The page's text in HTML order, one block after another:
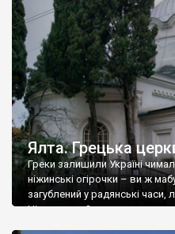
Ялта. Грецька
Греки залишили Україні
ніжинські огірочки – ви ж
загублений у радянські
Ніжин греки?